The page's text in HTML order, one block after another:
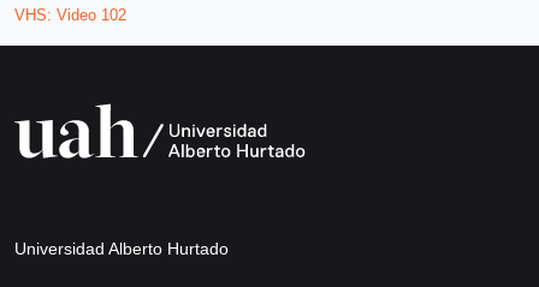
VHS: Video 102
Universidad Alberto Hurtado